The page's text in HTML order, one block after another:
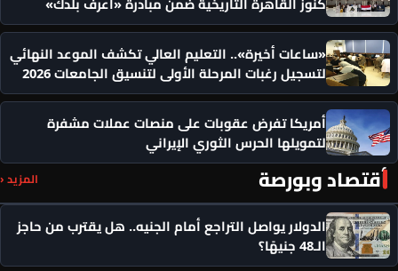
«ساعات أخيرة».. التعليم العالي تكشف الموعد النهائي
لتسجيل رغبات المرحلة الأولى لتنسيق الجامعات 2026
أمريكا تفرض عقوبات على منصات عملات مشفرة
لتمويلها الحرس الثوري الإيراني
أقتصاد وبورصة المزيد ‹
الدولار يواصل التراجع أمام الجنيه.. هل يقترب من حاجز
الـ48 جنيهًا؟